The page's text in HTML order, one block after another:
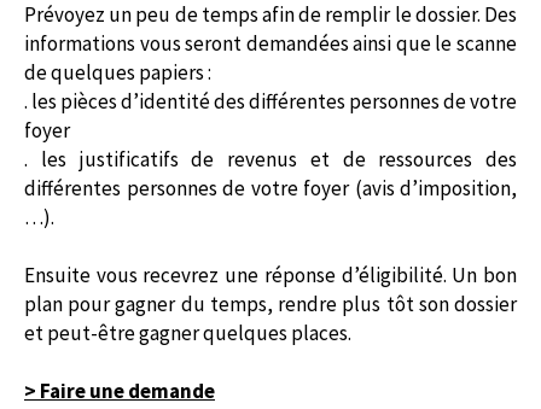
Prévoyez un peu de temps afin de remplir le dossier. Des
informations vous seront demandées ainsi que le scanne
de quelques papiers :
. les pièces d’identité des différentes personnes de votre
foyer
. les justificatifs de revenus et de ressources des
différentes personnes de votre foyer (avis d’imposition,
…).
Ensuite vous recevrez une réponse d’éligibilité. Un bon
plan pour gagner du temps, rendre plus tôt son dossier
et peut-être gagner quelques places.
> Faire une demande